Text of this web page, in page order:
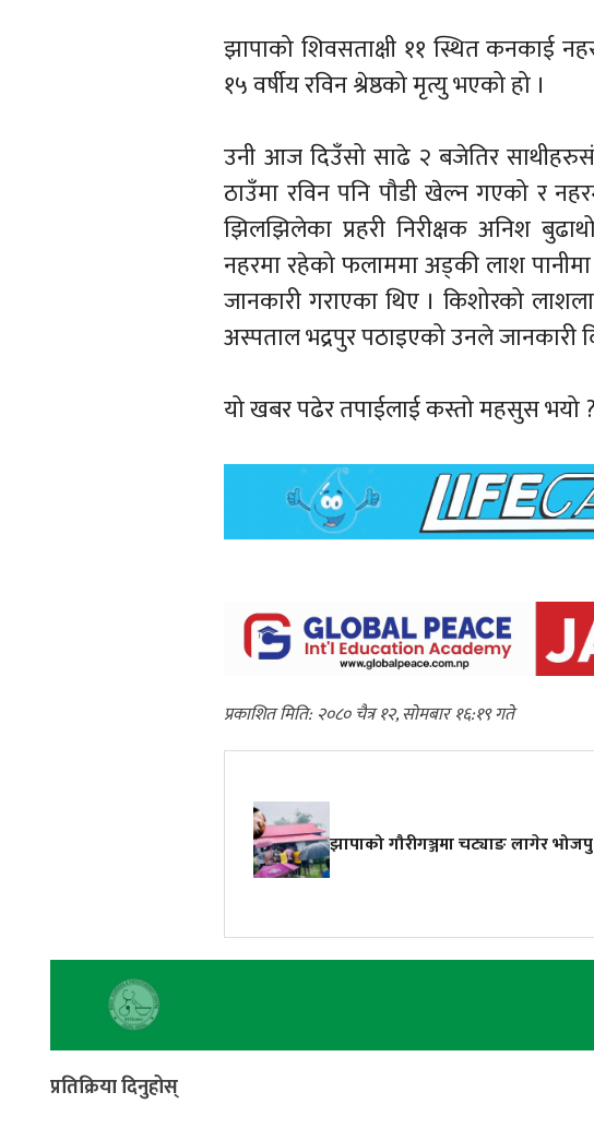
झापाको शिवसताक्षी ११ स्थित कनकाई
१५ वर्षीय रविन श्रेष्ठको मृत्यु भएको हो ।
उनी आज दिउँसो साढे २ बजेतिर
ठाउँमा रविन पनि पौडी खेल्न गएको र
झिलझिलेका प्रहरी निरीक्षक अनिश
नहरमा रहेको फलाममा अड्की लाश
जानकारी गराएका थिए । किशोरको
अस्पताल भद्रपुर पठाइएको उनले जानकारी
यो खबर पढेर तपाईलाई कस्तो महसुस भयो ?
प्रकाशित मिति: २०८० चैत्र १२, सोमबार १६:१९ गते
प्रतिक्रिया दिनुहोस्